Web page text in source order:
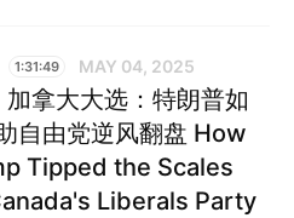
1:31:49 MAY 04, 2025
加拿大大选：特朗普如
自由党逆风翻盘 How
Tipped the Scales
Liberals Party